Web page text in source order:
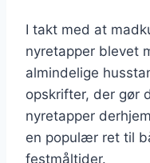
I takt med at
nyretapper blevet
almindelige
opskrifter, der gør
nyretapper
en populær ret til
festmåltider.